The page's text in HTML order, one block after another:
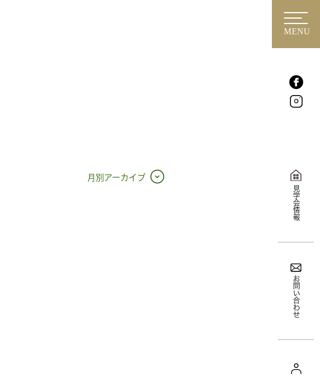
MENU
見学会情報
お問い合わせ
月別アーカイブ